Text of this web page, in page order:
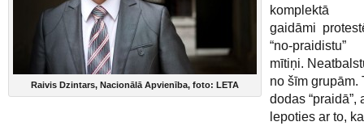
Raivis Dzintars, Nacionālā Apvienība, foto: LETA
komplektā
gaidāmi
“no-praidistu”
mītiņi.
no šīm grupām.
dodas “praidā”,
lepoties ar to,